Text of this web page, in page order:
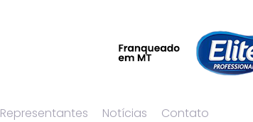
Representantes Notícias Contato